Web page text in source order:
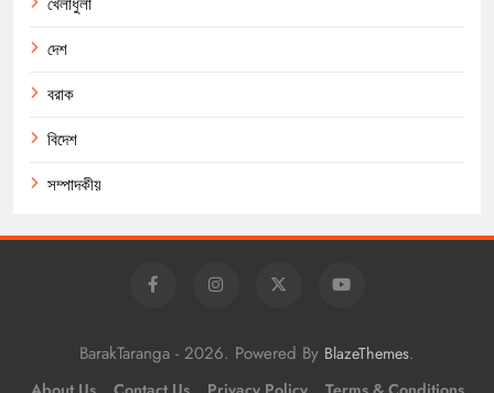
দেশ
বরাক
বিদেশ
সম্পাদকীয়
BarakTaranga - 2026. Powered By BlazeThemes.